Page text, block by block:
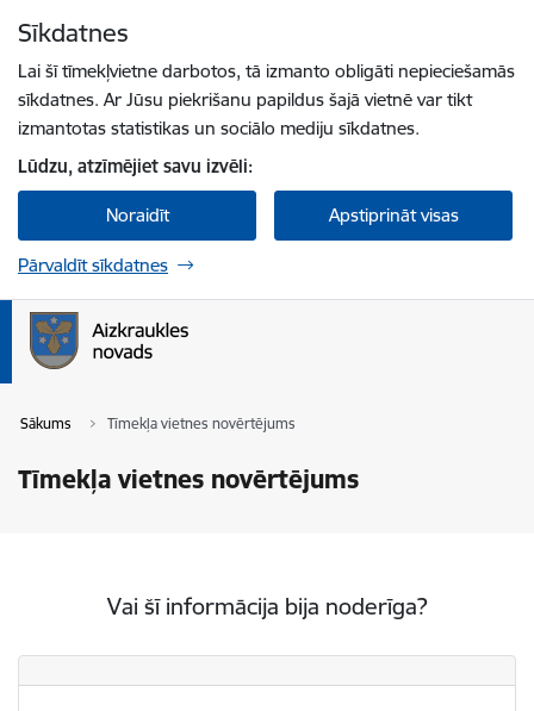
Sīkdatnes
Lai šī tīmekļvietne darbotos, tā izmanto obligāti nepieciešamās
sīkdatnes. Ar Jūsu piekrišanu papildus šajā vietnē var tikt
izmantotas statistikas un sociālo mediju sīkdatnes.
Lūdzu, atzīmējiet savu izvēli:
Noraidīt Apstiprināt visas
Pārvaldīt sīkdatnes
Sākums Tīmekļa vietnes novērtējums
Tīmekļa vietnes novērtējums
Vai šī informācija bija noderīga?
Vai šī informācija bija noderīga?